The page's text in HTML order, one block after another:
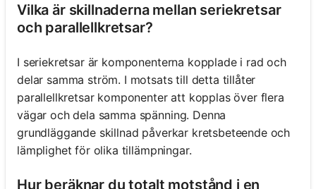
Vilka är skillnaderna mellan seriekretsar
och parallellkretsar?
I seriekretsar är komponenterna kopplade i rad och
delar samma ström. I motsats till detta tillåter
parallellkretsar komponenter att kopplas över flera
vägar och dela samma spänning. Denna
grundläggande skillnad påverkar kretsbeteende och
lämplighet för olika tillämpningar.
Hur beräknar du totalt motstånd i en